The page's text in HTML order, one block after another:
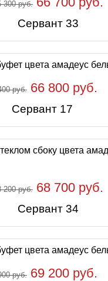
300 руб.
Сервант 33
руб. 66 800 руб.
Сервант 17
200 руб. 68 700 руб.
Сервант 34
руб. 69 200 руб.